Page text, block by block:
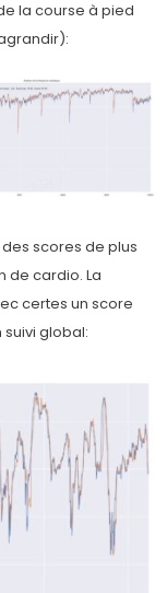
la course à pied
scores de plus
de cardio. La
certes un score
global: